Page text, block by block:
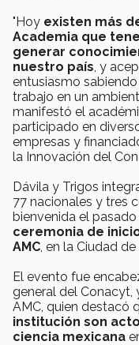
"Hoy existen más
Academia que
generar
nuestro país , y
entusiasmo
trabajo en un
manifestó el
participado en
empresas y
la Innovación del
Dávila y Trigos
77 nacionales y tres
bienvenida el
ceremonia de
AMC , en la Ciudad
El evento fue
general del Conacyt,
AMC, quien destacó
institución son
ciencia mexicana